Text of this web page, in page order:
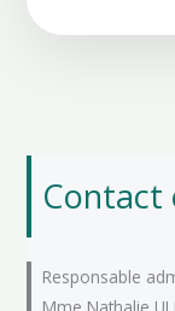
Responsable